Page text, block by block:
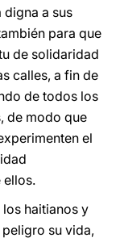
digna a sus
para que
de solidaridad
calles, a fin de
de todos los
de modo que
el
ellos.
haitianos y
su vida,